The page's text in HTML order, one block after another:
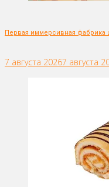
Первая иммерсивная фабрика
7 августа 20267 августа